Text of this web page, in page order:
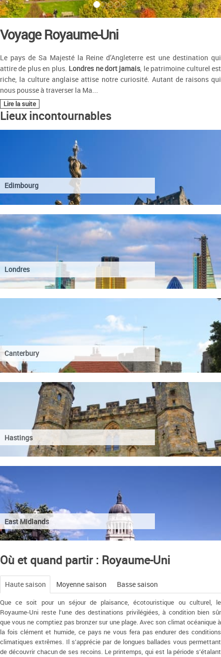
Voyage Royaume-Uni
Le pays de Sa Majesté la Reine d’Angleterre est une destination qui
attire de plus en plus. Londres ne dort jamais, le patrimoine culturel est
riche, la culture anglaise attise notre curiosité. Autant de raisons qui
nous pousse à traverser la Ma...
Lire la suite
Lieux incontournables
Edimbourg
Londres
Canterbury
Hastings
East Midlands
Où et quand partir : Royaume-Uni
Haute saison Moyenne saison Basse saison
Que ce soit pour un séjour de plaisance, écotouristique ou culturel, le
Royaume-Uni reste l’une des destinations privilégiées, à condition bien sûr
que vous ne comptiez pas bronzer sur une plage. Avec son climat océanique à
la fois clément et humide, ce pays ne vous fera pas endurer des conditions
climatiques extrêmes. Il s’apprécie par de longues ballades vous permettant
de découvrir chacun de ses recoins. Le printemps, qui est la période s’étalant